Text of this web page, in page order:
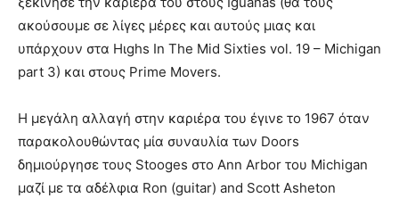
ακούσουμε σε λίγες μέρες και αυτούς μιας και
υπάρχουν στα Ηιghs In The Mid Sixties vol. 19 – Michigan
part 3) και στους Prime Movers.
H μεγάλη αλλαγή στην καριέρα του έγινε το 1967 όταν
παρακολουθώντας μία συναυλία των Doors
δημιούργησε τους Stooges στο Ann Arbor του Μichigan
μαζί με τα αδέλφια Ron (guitar) and Scott Asheton